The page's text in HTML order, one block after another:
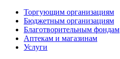
Торгующим организациям
Бюджетным организациям
Благотворительным фондам
Аптекам и магазинам
Услуги